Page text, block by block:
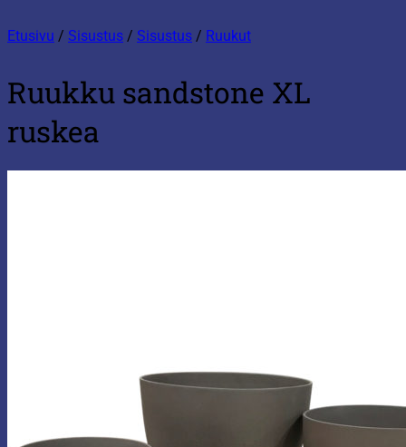
Etusivu / Sisustus / Sisustus / Ruukut
Ruukku sandstone XL
ruskea